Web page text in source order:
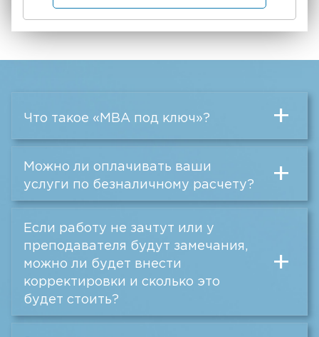
Что такое «MBA под ключ»? +
Можно ли оплачивать ваши
услуги по безналичному расчету?
+
Если работу не зачтут или у
преподавателя будут замечания,
можно ли будет внести
корректировки и сколько это
будет стоить?
+